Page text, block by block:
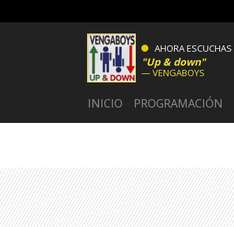
AHORA ESCUCHAS
Up & down
VENGABOYS
INICIO PROGRAMACIÓN